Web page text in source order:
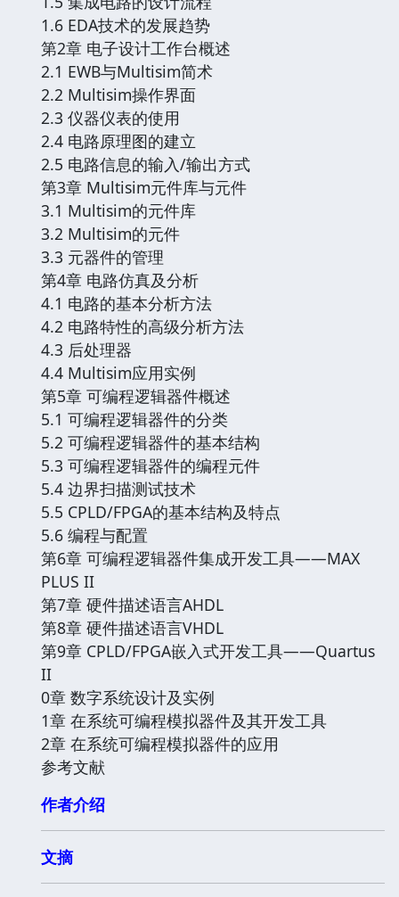
1.6 EDA技术的发展趋势
第2章 电子设计工作台概述
2.1 EWB与Multisim简术
2.2 Multisim操作界面
2.3 仪器仪表的使用
2.4 电路原理图的建立
2.5 电路信息的输入/输出方式
第3章 Multisim元件库与元件
3.1 Multisim的元件库
3.2 Multisim的元件
3.3 元器件的管理
第4章 电路仿真及分析
4.1 电路的基本分析方法
4.2 电路特性的高级分析方法
4.3 后处理器
4.4 Multisim应用实例
第5章 可编程逻辑器件概述
5.1 可编程逻辑器件的分类
5.2 可编程逻辑器件的基本结构
5.3 可编程逻辑器件的编程元件
5.4 边界扫描测试技术
5.5 CPLD/FPGA的基本结构及特点
5.6 编程与配置
第6章 可编程逻辑器件集成开发工具——MAX
PLUS II
第7章 硬件描述语言AHDL
第8章 硬件描述语言VHDL
第9章 CPLD/FPGA嵌入式开发工具——Quartus
II
0章 数字系统设计及实例
1章 在系统可编程模拟器件及其开发工具
2章 在系统可编程模拟器件的应用
参考文献
作者介绍
文摘